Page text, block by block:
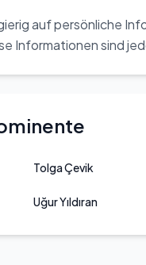
auf persönliche
Informationen sind
Tolga Çevik
Uğur Yıldıran